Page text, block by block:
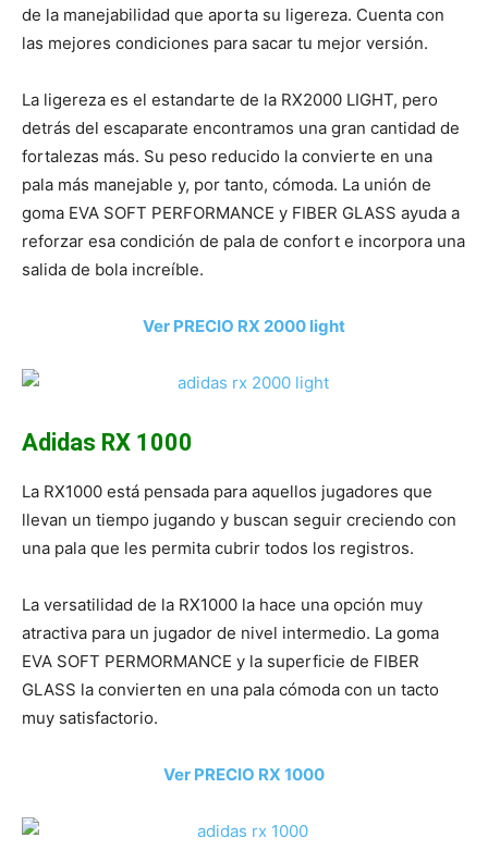
de la manejabilidad que aporta su ligereza. Cuenta con
las mejores condiciones para sacar tu mejor versión.
La ligereza es el estandarte de la RX2000 LIGHT, pero
detrás del escaparate encontramos una gran cantidad de
fortalezas más. Su peso reducido la convierte en una
pala más manejable y, por tanto, cómoda. La unión de
goma EVA SOFT PERFORMANCE y FIBER GLASS ayuda a
reforzar esa condición de pala de confort e incorpora una
salida de bola increíble.
Ver PRECIO RX 2000 light
Adidas RX 1000
La RX1000 está pensada para aquellos jugadores que
llevan un tiempo jugando y buscan seguir creciendo con
una pala que les permita cubrir todos los registros.
La versatilidad de la RX1000 la hace una opción muy
atractiva para un jugador de nivel intermedio. La goma
EVA SOFT PERMORMANCE y la superficie de FIBER
GLASS la convierten en una pala cómoda con un tacto
muy satisfactorio.
Ver PRECIO RX 1000